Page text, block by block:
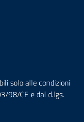
solo alle condizioni
98/CE e dal d.lgs.